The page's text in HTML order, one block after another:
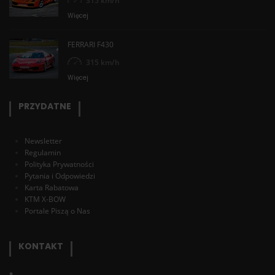
Więcej
FERRARI F430
315 km/h
Więcej
PRZYDATNE
Newsletter
Regulamin
Polityka Prywatności
Pytania i Odpowiedzi
Karta Rabatowa
KTM X-BOW
Portale Piszą o Nas
KONTAKT